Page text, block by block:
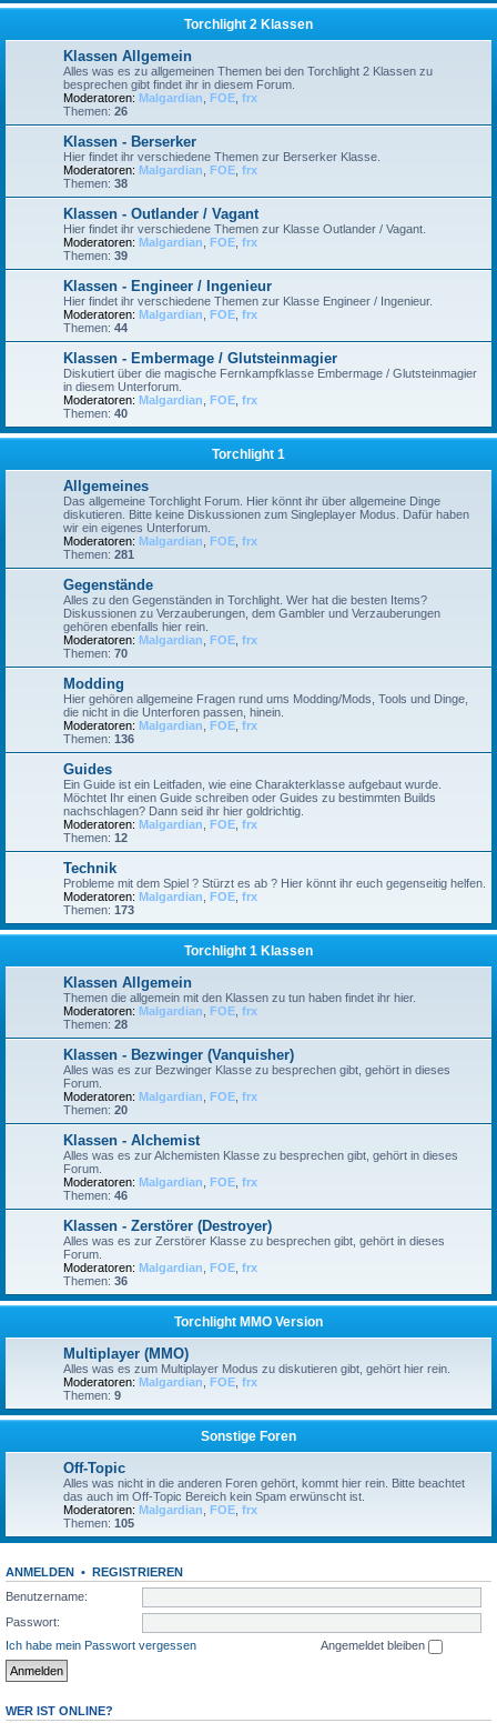
Torchlight 2 Klassen
Klassen Allgemein
Alles was es zu allgemeinen Themen bei den Torchlight 2 Klassen zu
besprechen gibt findet ihr in diesem Forum.
Moderatoren: Malgardian FOE frx
Themen: 26
Klassen - Berserker
Hier findet ihr verschiedene Themen zur Berserker Klasse.
Moderatoren: Malgardian FOE frx
Themen: 38
Klassen - Outlander / Vagant
Hier findet ihr verschiedene Themen zur Klasse Outlander / Vagant.
Moderatoren: Malgardian FOE frx
Themen: 39
Klassen - Engineer / Ingenieur
Hier findet ihr verschiedene Themen zur Klasse Engineer / Ingenieur.
Moderatoren: Malgardian FOE frx
Themen: 44
Klassen - Embermage / Glutsteinmagier
Diskutiert über die magische Fernkampfklasse Embermage / Glutsteinmagier
in diesem Unterforum.
Moderatoren: Malgardian FOE frx
Themen: 40
Torchlight 1
Allgemeines
Das allgemeine Torchlight Forum. Hier könnt ihr über allgemeine Dinge
diskutieren. Bitte keine Diskussionen zum Singleplayer Modus. Dafür haben
wir ein eigenes Unterforum.
Moderatoren: Malgardian FOE frx
Themen: 281
Gegenstände
Alles zu den Gegenständen in Torchlight. Wer hat die besten Items?
Diskussionen zu Verzauberungen, dem Gambler und Verzauberungen
gehören ebenfalls hier rein.
Moderatoren: Malgardian FOE frx
Themen: 70
Modding
Hier gehören allgemeine Fragen rund ums Modding/Mods, Tools und Dinge,
die nicht in die Unterforen passen, hinein.
Moderatoren: Malgardian FOE frx
Themen: 136
Guides
Ein Guide ist ein Leitfaden, wie eine Charakterklasse aufgebaut wurde.
Möchtet Ihr einen Guide schreiben oder Guides zu bestimmten Builds
nachschlagen? Dann seid ihr hier goldrichtig.
Moderatoren: Malgardian FOE frx
Themen: 12
Technik
Probleme mit dem Spiel ? Stürzt es ab ? Hier könnt ihr euch gegenseitig helfen.
Moderatoren: Malgardian FOE frx
Themen: 173
Torchlight 1 Klassen
Klassen Allgemein
Themen die allgemein mit den Klassen zu tun haben findet ihr hier.
Moderatoren: Malgardian FOE frx
Themen: 28
Klassen - Bezwinger (Vanquisher)
Alles was es zur Bezwinger Klasse zu besprechen gibt, gehört in dieses
Forum.
Moderatoren: Malgardian FOE frx
Themen: 20
Klassen - Alchemist
Alles was es zur Alchemisten Klasse zu besprechen gibt, gehört in dieses
Forum.
Moderatoren: Malgardian FOE frx
Themen: 46
Klassen - Zerstörer (Destroyer)
Alles was es zur Zerstörer Klasse zu besprechen gibt, gehört in dieses
Forum.
Moderatoren: Malgardian FOE frx
Themen: 36
Torchlight MMO Version
Multiplayer (MMO)
Alles was es zum Multiplayer Modus zu diskutieren gibt, gehört hier rein.
Moderatoren: Malgardian FOE frx
Themen: 9
Sonstige Foren
Off-Topic
Alles was nicht in die anderen Foren gehört, kommt hier rein. Bitte beachtet
das auch im Off-Topic Bereich kein Spam erwünscht ist.
Moderatoren: Malgardian FOE frx
Themen: 105
ANMELDEN • REGISTRIEREN
Benutzername:
Passwort:
Ich habe mein Passwort vergessen
Angemeldet bleiben
WER IST ONLINE?